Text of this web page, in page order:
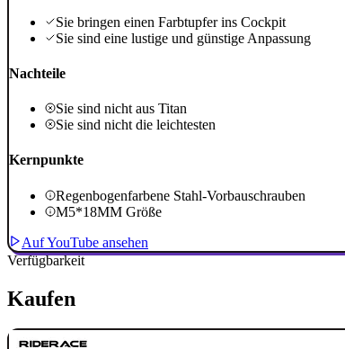
Sie bringen einen Farbtupfer ins Cockpit
Sie sind eine lustige und günstige Anpassung
Nachteile
Sie sind nicht aus Titan
Sie sind nicht die leichtesten
Kernpunkte
Regenbogenfarbene Stahl-Vorbauschrauben
M5*18MM Größe
Auf YouTube ansehen
Verfügbarkeit
Kaufen